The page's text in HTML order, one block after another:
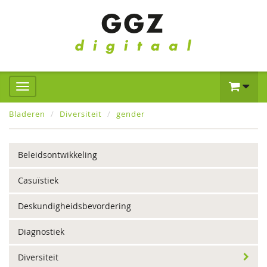
Bladeren Diversiteit gender
Beleidsontwikkeling
Casuïstiek
Deskundigheidsbevordering
Diagnostiek
Diversiteit